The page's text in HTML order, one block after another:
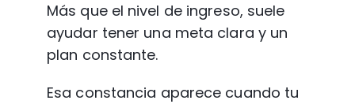
Más que el nivel de ingreso, suele
ayudar tener una meta clara y un
plan constante.
Esa constancia aparece cuando tu